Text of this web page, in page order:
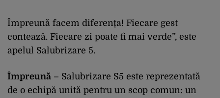
Împreună facem diferența! Fiecare gest
contează. Fiecare zi poate fi mai verde”, este
apelul Salubrizare 5.
Împreună – Salubrizare S5 este reprezentată
de o echipă unită pentru un scop comun: un